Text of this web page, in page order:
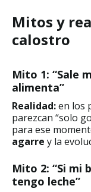
Mitos y
calostro
Mito 1: “Sale
alimenta”
Realidad:en los
parezcan “solo
para ese
agarre y la
Mito 2: “Si mi
tengo leche”